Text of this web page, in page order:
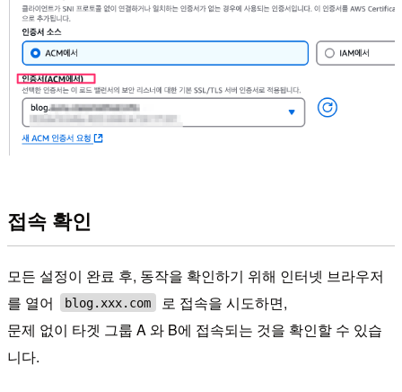
접속 확인
모든 설정이 완료 후, 동작을 확인하기 위해 인터넷 브라우저
를 열어
blog.xxx.com
로 접속을 시도하면,
문제 없이 타겟 그룹 A 와 B에 접속되는 것을 확인할 수 있습
니다.